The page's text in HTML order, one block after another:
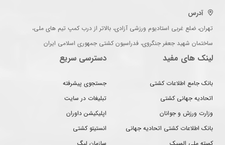
آدرس
تهران، ضلع غربی استادیوم ورزشی آزادی، بالاتر از درب کمپ تیم های ملی،
ساختمان شهید جعفر جنگروی، فدراسیون کشتی جمهوری اسلامی ایران
لینک های مفید
بانک جامع اطلاعات کشتی
اتحادیه جهانی کشتی
وزارت ورزش و جوانان
بانک اطلاعات کشتی اتحادیه جهانی
کمیته ملی المپیک
دسترسی سریع
جستجوی پیشرفته
تبلیغات در سایت
اپلیکیشن داوران
انستیتو کشتی
سازمان لیگ